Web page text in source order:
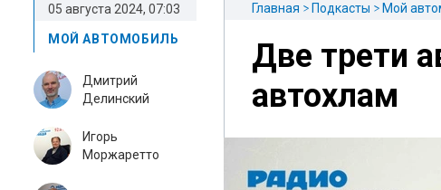
Главная Подкасты Мой
Две трети
автохлам
05 августа 2024, 07:03
МОЙ АВТОМОБИЛЬ
Дмитрий
Делинский
Игорь
Моржаретто